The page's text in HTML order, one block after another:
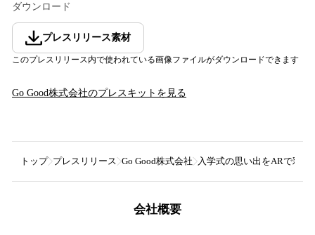
ダウンロード
プレスリリース素材
このプレスリリース内で使われている画像ファイルがダウンロードできます
Go Good株式会社のプレスキットを見る
トップ プレスリリース Go Good株式会社 入学式の思い出をARで彩
会社概要